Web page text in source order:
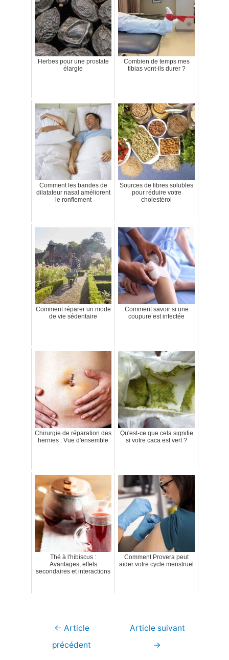
Herbes pour une prostate
élargie
Combien de temps mes
tibias vont-ils durer ?
Comment les bandes de
dilatateur nasal améliorent
le ronflement
Sources de fibres solubles
pour réduire votre
cholestérol
Comment réparer un mode
de vie sédentaire
Comment savoir si une
coupure est infectée
Chirurgie de réparation des
hernies : Vue d'ensemble
Qu'est-ce que cela signifie
si votre caca est vert ?
Thé à l'hibiscus :
Avantages, effets
secondaires et interactions
Comment Provera peut
aider votre cycle menstruel
Navigation
← Article
précédent
Article suivant
→